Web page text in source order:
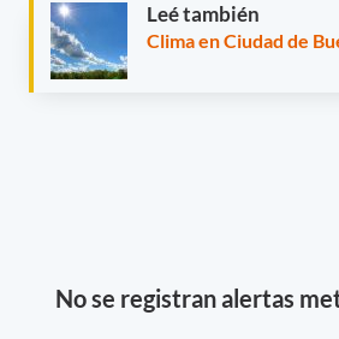
Leé también
Clima en Ciudad de
No se registran alertas